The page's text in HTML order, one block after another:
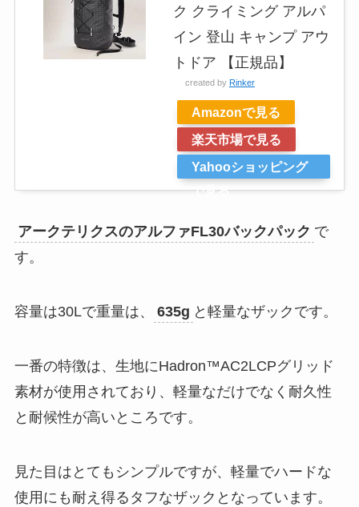
ク クライミング アルパ
イン 登山 キャンプ アウ
トドア 【正規品】
created by Rinker
Amazonで見る
楽天市場で見る
Yahooショッピング
で見る
アークテリクスのアルファFL30バックパック で
す。
容量は30Lで重量は、 635g と軽量なザックです。
一番の特徴は、生地にHadron™AC2LCPグリッド
素材が使用されており、軽量なだけでなく耐久性
と耐候性が高いところです。
見た目はとてもシンプルですが、軽量でハードな
使用にも耐え得るタフなザックとなっています。